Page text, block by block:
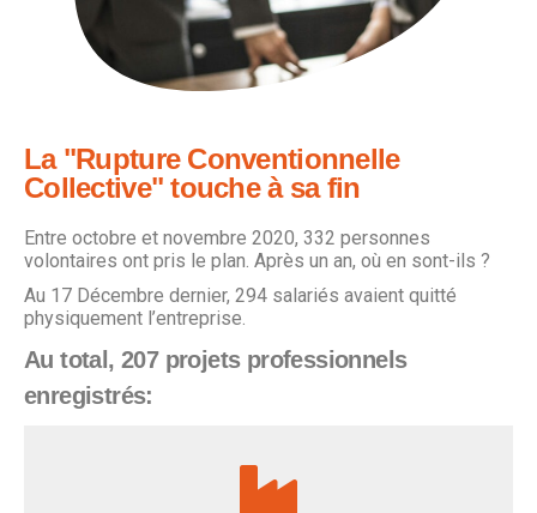
La "Rupture Conventionnelle
Collective" touche à sa fin
Entre octobre et novembre 2020, 332 personnes
volontaires ont pris le plan. Après un an, où en sont-ils ?
Au 17 Décembre dernier, 294 salariés avaient quitté
physiquement l’entreprise.
Au total, 207 projets professionnels
enregistrés: